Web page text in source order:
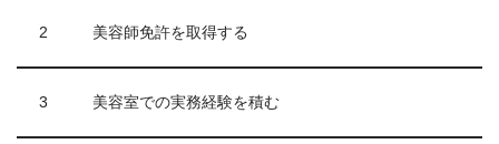
2 美容師免許を取得する
3 美容室での実務経験を積む